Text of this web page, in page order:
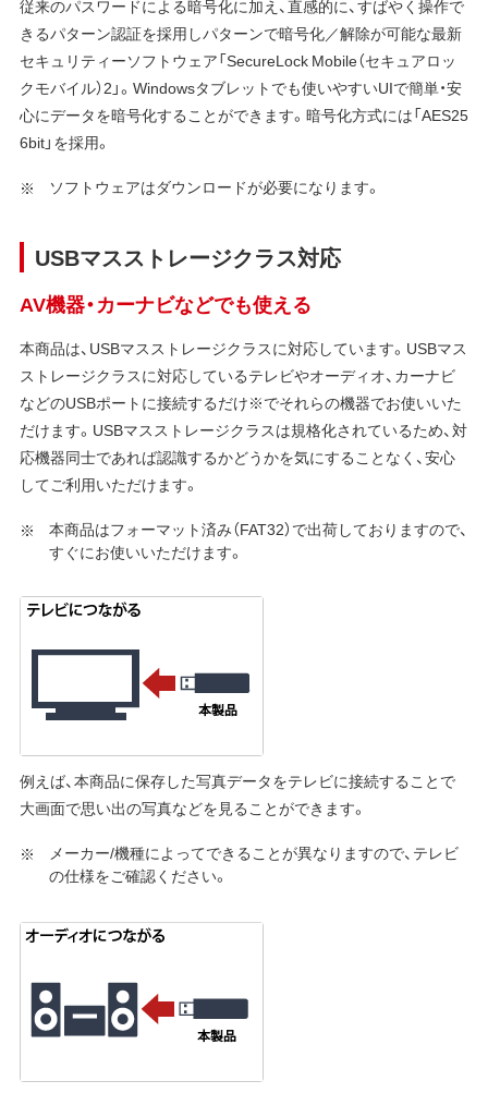
従来のパスワードによる暗号化に加え、直感的に、すばやく操作で
きるパターン認証を採用しパターンで暗号化／解除が可能な最新
セキュリティーソフトウェア「SecureLock Mobile（セキュアロッ
クモバイル）2」。Windowsタブレットでも使いやすいUIで簡単・安
心にデータを暗号化することができます。暗号化方式には「AES25
6bit」を採用。
ソフトウェアはダウンロードが必要になります。
USBマスストレージクラス対応
AV機器・カーナビなどでも使える
本商品は、USBマスストレージクラスに対応しています。USBマス
ストレージクラスに対応しているテレビやオーディオ、カーナビ
などのUSBポートに接続するだけ※でそれらの機器でお使いいた
だけます。USBマスストレージクラスは規格化されているため、対
応機器同士であれば認識するかどうかを気にすることなく、安心
してご利用いただけます。
本商品はフォーマット済み（FAT32）で出荷しておりますので、
すぐにお使いいただけます。
例えば、本商品に保存した写真データをテレビに接続することで
大画面で思い出の写真などを見ることができます。
メーカー/機種によってできることが異なりますので、テレビ
の仕様をご確認ください。